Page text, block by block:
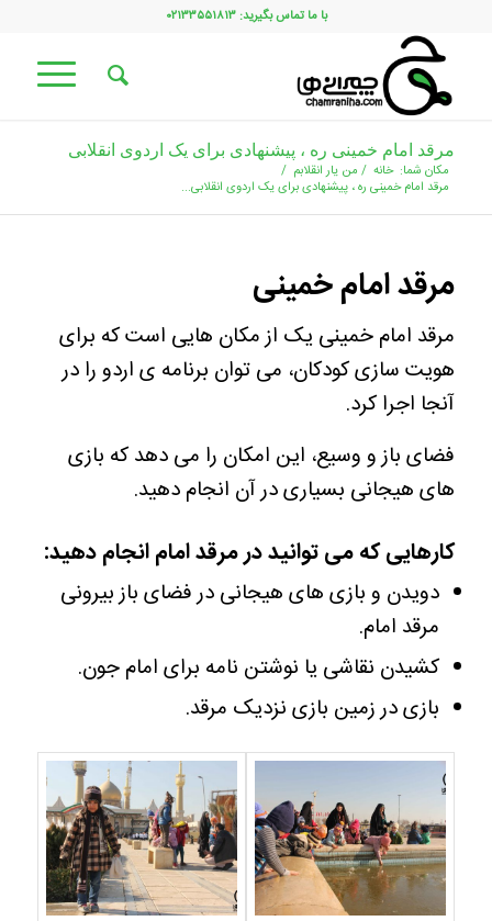
با ما تماس بگیرید: ۰۲۱۳۳۵۵۱۸۱۳
مرقد امام خمینی ره ، پیشنهادی برای یک اردوی انقلابی
مکان شما: خانه / من یار انقلابم /
مرقد امام خمینی ره ، پیشنهادی برای یک اردوی انقلابی...
مرقد امام خمینی
مرقد امام خمینی یک از مکان هایی است که برای
هویت سازی کودکان، می توان برنامه ی اردو را در
آنجا اجرا کرد.
فضای باز و وسیع، این امکان را می دهد که بازی
های هیجانی بسیاری در آن انجام دهید.
کارهایی که می توانید در مرقد امام انجام دهید:
دویدن و بازی های هیجانی در فضای باز بیرونی
مرقد امام.
کشیدن نقاشی یا نوشتن نامه برای امام جون.
بازی در زمین بازی نزدیک مرقد.